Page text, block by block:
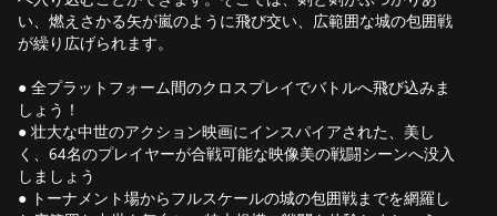
い、燃えさかる矢が嵐のように飛び交い、広範囲な城の包囲戦
が繰り広げられます。
● 全プラットフォーム間のクロスプレイでバトルへ飛び込みま
しょう！
● 壮大な中世のアクション映画にインスパイアされた、美し
く、64名のプレイヤーが合戦可能な映像美の戦闘シーンへ没入
しましょう
● トーナメント場からフルスケールの城の包囲戦までを網羅し